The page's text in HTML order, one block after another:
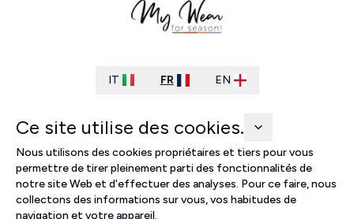
IT FR EN
Ce site utilise des cookies.
Nous utilisons des cookies propriétaires et tiers pour vous
permettre de tirer pleinement parti des fonctionnalités de
notre site Web et d'effectuer des analyses. Pour ce faire, nous
collectons des informations sur vous, vos habitudes de
navigation et votre appareil.